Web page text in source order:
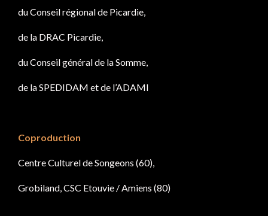
du Conseil régional de Picardie,
de la DRAC Picardie,
du Conseil général de la Somme,
de la SPEDIDAM et de l’ADAMI
Coproduction
Centre Culturel de Songeons (60),
Grobiland, CSC Etouvie / Amiens (80)